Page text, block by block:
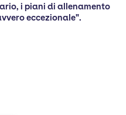
i piani di allenamento
eccezionale".